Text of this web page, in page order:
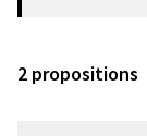
2 propositions